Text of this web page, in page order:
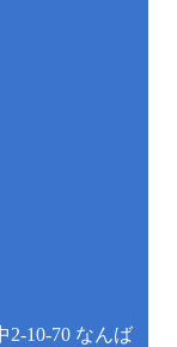
10-70 なんば